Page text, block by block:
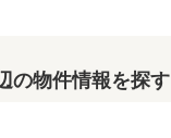
の物件情報を探す